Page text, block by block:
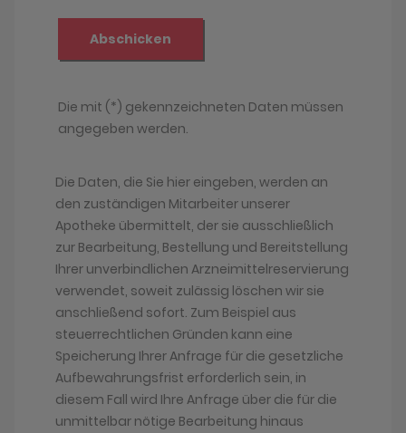
Die Daten, die Sie hier eingeben, werden an
den zuständigen Mitarbeiter unserer
Apotheke übermittelt, der sie ausschließlich
zur Bearbeitung, Bestellung und Bereitstellung
Ihrer unverbindlichen Arzneimittelreservierung
verwendet, soweit zulässig löschen wir sie
anschließend sofort. Zum Beispiel aus
steuerrechtlichen Gründen kann eine
Speicherung Ihrer Anfrage für die gesetzliche
Aufbewahrungsfrist erforderlich sein, in
diesem Fall wird Ihre Anfrage über die für die
unmittelbar nötige Bearbeitung hinaus